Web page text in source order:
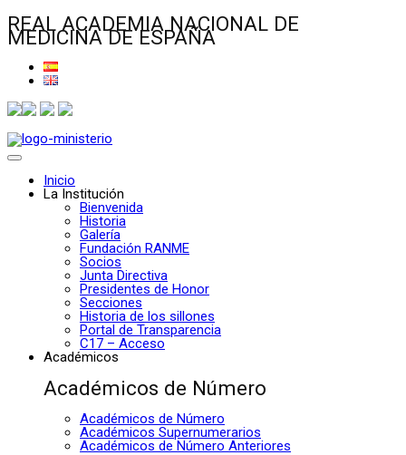
REAL ACADEMIA NACIONAL DE
MEDICINA DE ESPAÑA
Inicio
La Institución
Bienvenida
Historia
Galería
Fundación RANME
Socios
Junta Directiva
Presidentes de Honor
Secciones
Historia de los sillones
Portal de Transparencia
C17 – Acceso
Académicos
Académicos de Número
Académicos de Número
Académicos Supernumerarios
Académicos de Número Anteriores